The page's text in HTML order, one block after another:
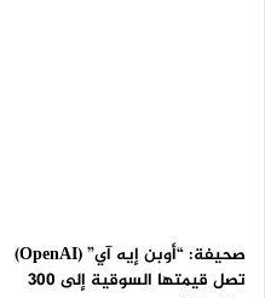
صحيفة: “أوبن إيه آي” (OpenAI)
تصل قيمتها السوقية إلى 300